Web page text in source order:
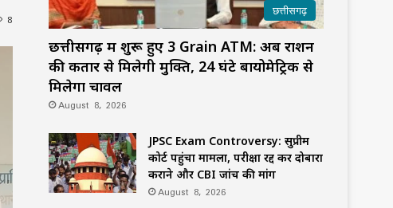
8 छत्तीसगढ़
छत्तीसगढ़ में शुरू हुए 3 Grain ATM: अब राशन
की कतार से मिलेगी मुक्ति, 24 घंटे बायोमेट्रिक से
मिलेगा चावल
August 8, 2026
JPSC Exam Controversy: सुप्रीम
कोर्ट पहुंचा मामला, परीक्षा रद्द कर दोबारा
कराने और CBI जांच की मांग
August 8, 2026